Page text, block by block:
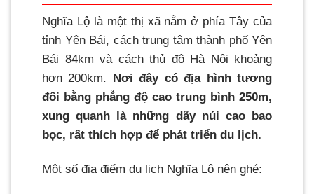
Nghĩa Lộ là một thị xã nằm ở phía Tây của
tỉnh Yên Bái, cách trung tâm thành phố Yên
Bái 84km và cách thủ đô Hà Nội khoảng
hơn 200km.
Nơi đây có địa hình tương
đối bằng phẳng độ cao trung bình 250m,
xung quanh là những dãy núi cao bao
bọc, rất thích hợp để phát triển du lịch.
Một số địa điểm du lịch Nghĩa Lộ nên ghé: